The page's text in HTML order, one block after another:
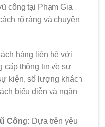
công tại Phạm Gia
rõ ràng và chuyên
hàng liên hệ với
cấp thông tin về sự
kiện, số lượng khách
biểu diễn và ngân
Công: Dựa trên yêu